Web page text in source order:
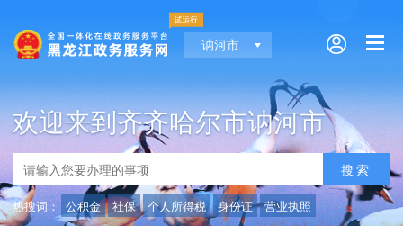
讷河市
欢迎来到齐齐哈尔市讷河市
热搜词： 公积金 社保 个人所得税 身份证 营业执照